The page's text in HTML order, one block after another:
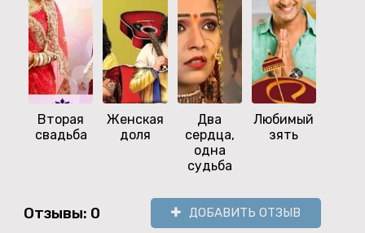
Вторая
свадьба
Женская
доля
Два
сердца,
одна
судьба
Любимый
зять
Отзывы: 0 ДОБАВИТЬ ОТЗЫВ